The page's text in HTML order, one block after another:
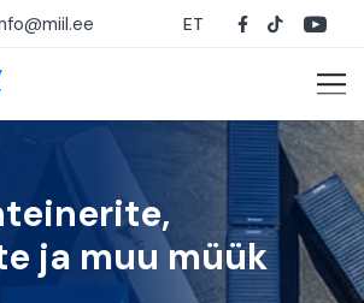
ET
ja muu müük